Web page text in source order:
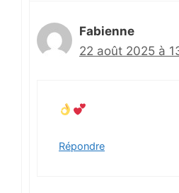
Fabienne
22 août 2025 à
Répondre